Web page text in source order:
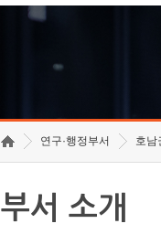
연구·행정부서 호남
부서 소개